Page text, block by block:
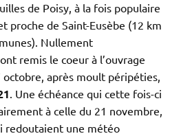
de Poisy, à la fois populaire
proche de Saint-Eusèbe (12 km
Nullement
remis le coeur à l’ouvrage
octobre, après moult péripéties,
. Une échéance qui cette fois-ci
à celle du 21 novembre,
redoutaient une météo